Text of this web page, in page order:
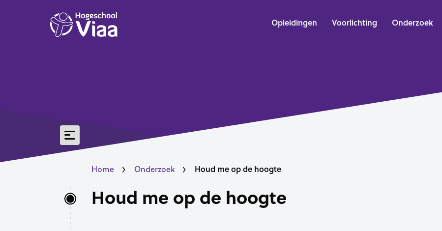
Opleidingen Voorlichting Onderzoek
Home Onderzoek Houd me op de hoogte
Houd me op de hoogte